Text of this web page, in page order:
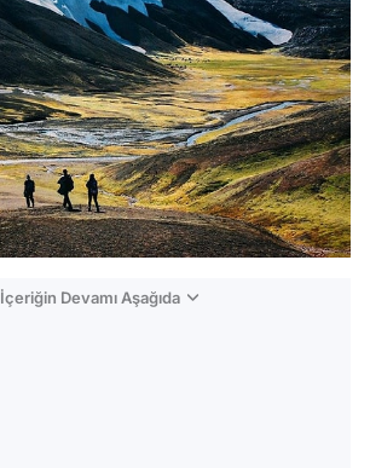
İçeriğin Devamı Aşağıda